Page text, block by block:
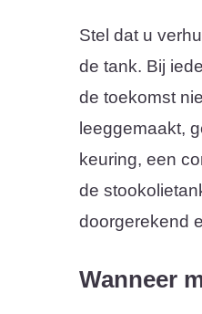
Stel dat u
de tank. Bij
de toekomst
leeggemaakt,
keuring, een
de
doorgerekend
Wanneer